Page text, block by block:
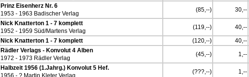
Prinz Eisenherz Nr. 6
1953 - 1963 Badischer Verlag
(85,--) 30,--
Nick Knatterton 1 - 7 komplett
1952 - 1959 Süd/Martens Verlag
(119,--) 40,--
Nick Knatterton 1 - 7 komplett (120,--) 40,--
Rädler Verlags - Konvolut 4 Alben
1972 - 1973 Rädler Verlag
(45,--) 1,--
Halbzeit 1956 (1.Jahrg.) Konvolut 5 Hef.
1956 - ? Martin Kleter Verlag
(???,--) 1,--